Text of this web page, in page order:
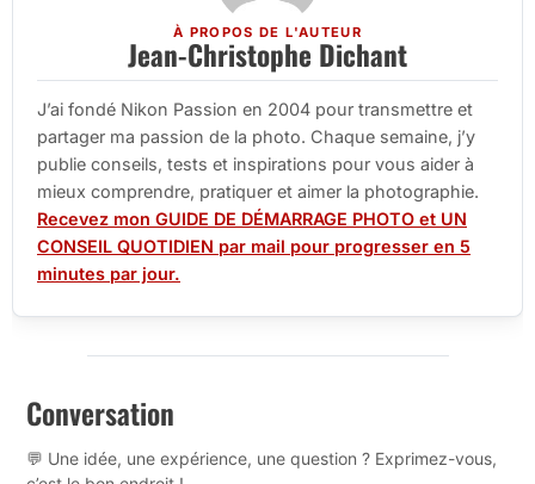
À PROPOS DE L'AUTEUR
Jean-Christophe Dichant
J’ai fondé Nikon Passion en 2004 pour transmettre et
partager ma passion de la photo. Chaque semaine, j’y
publie conseils, tests et inspirations pour vous aider à
mieux comprendre, pratiquer et aimer la photographie.
Recevez mon GUIDE DE DÉMARRAGE PHOTO et UN
CONSEIL QUOTIDIEN par mail pour progresser en 5
minutes par jour.
Conversation
💬 Une idée, une expérience, une question ? Exprimez-vous,